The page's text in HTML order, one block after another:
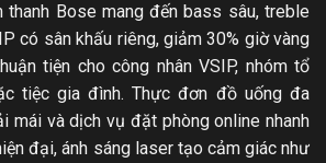
thanh Bose mang đến bass sâu, treble
có sân khấu riêng, giảm 30% giờ vàng
tiện cho công nhân VSIP, nhóm tổ
tiệc gia đình. Thực đơn đồ uống đa
mái và dịch vụ đặt phòng online nhanh
đại, ánh sáng laser tạo cảm giác như